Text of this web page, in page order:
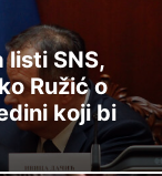
listi SNS,
Ružić o
koji bi